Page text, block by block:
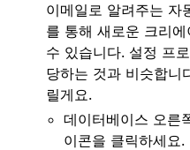
이메일로 알려주는 자
를 통해 새로운 크리
수 있습니다. 설정 프
당하는 것과 비슷합니
릴게요.
데이터베이스 오른
이콘을 클릭하세요.